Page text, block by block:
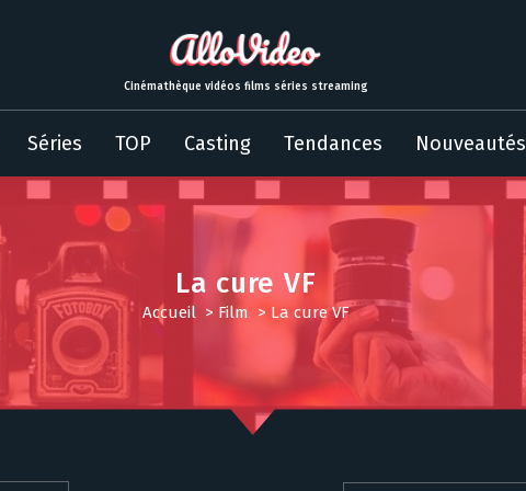
Cinémathèque vidéos films séries streaming
Séries TOP Casting Tendances Nouveautés
La cure VF
Accueil > Film > La cure VF